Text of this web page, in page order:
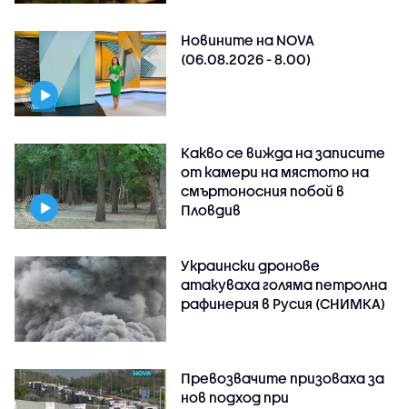
Новините на NOVA
(06.08.2026 - 8.00)
Какво се вижда на записите
от камери на мястото на
смъртоносния побой в
Пловдив
Украински дронове
атакуваха голяма петролна
рафинерия в Русия (СНИМКА)
Превозвачите призоваха за
нов подход при